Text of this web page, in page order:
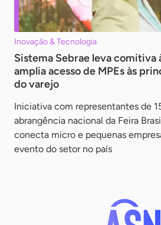
Inovação & Tecnologia
Sistema Sebrae leva comitiva
amplia acesso de MPEs às
do varejo
Iniciativa com representantes de
abrangência nacional da Feira
conecta micro e pequenas
evento do setor no país